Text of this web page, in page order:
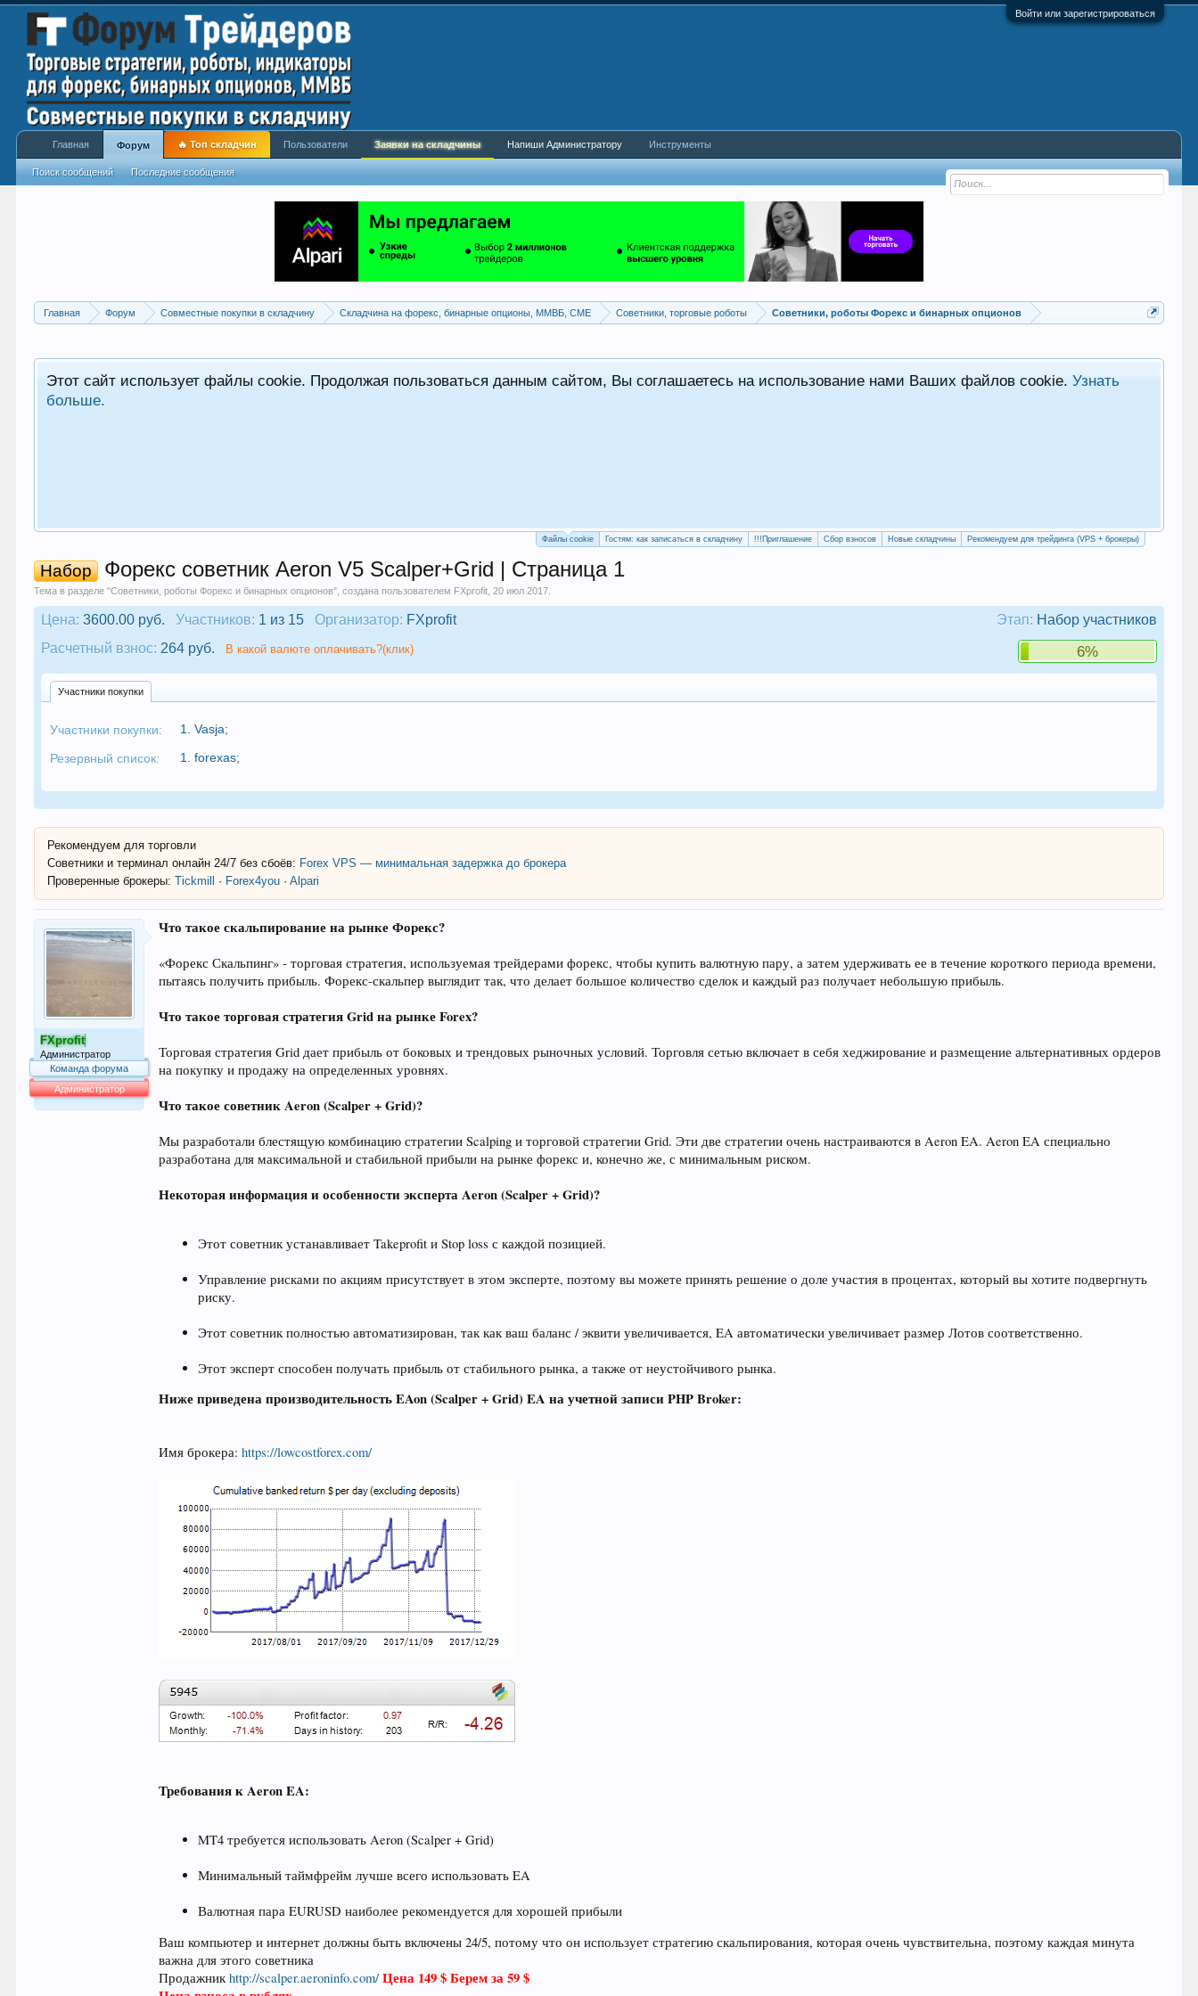
Войти или зарегистрироваться
Главная Форум Совместные покупки в складчину Складчина на форекс, бинарные опционы, ММВБ, CME Советники, торговые роботы Советники, роботы Форекс и бинарных опционов
Этот сайт использует файлы cookie. Продолжая пользоваться данным сайтом, Вы соглашаетесь на использование нами Ваших файлов cookie.Узнать
больше.
Файлы cookie Гостям: как записаться в складчину !!!Приглашение Сбор взносов Новые складчины Рекомендуем для трейдинга (VPS + брокеры)
Набор Форекс советник Aeron V5 Scalper+Grid | Страница 1
Тема в разделе "Советники, роботы Форекс и бинарных опционов", создана пользователем FXprofit ,20 июл 2017
Этап: Набор участников
Цена: 3600.00 руб. Участников: 1 из 15 Организатор: FXprofit
6%
Расчетный взнос: 264 руб. В какой валюте оплачивать?(клик)
Участники покупки
Участники покупки: 1.Vasja;
Резервный список: 1.forexas;
Рекомендуем для торговли
Советники и терминал онлайн 24/7 без сбоёв: Forex VPS — минимальная задержка до брокера
Проверенные брокеры: Tickmill · Forex4you ·Alpari
FXprofit
Администратор
Команда форума
Администратор
Что такое скальпирование на рынке Форекс?
«Форекс Скальпинг» - торговая стратегия, используемая трейдерами форекс, чтобы купить валютную пару, а затем удерживать ее в течение короткого периода времени,
пытаясь получить прибыль. Форекс-скальпер выглядит так, что делает большое количество сделок и каждый раз получает небольшую прибыль.
Что такое торговая стратегия Grid на рынке Forex?
Торговая стратегия Grid дает прибыль от боковых и трендовых рыночных условий. Торговля сетью включает в себя хеджирование и размещение альтернативных ордеров
на покупку и продажу на определенных уровнях.
Что такое советник Aeron (Scalper + Grid)?
Мы разработали блестящую комбинацию стратегии Scalping и торговой стратегии Grid. Эти две стратегии очень настраиваются в Aeron EA. Aeron EA специально
разработана для максимальной и стабильной прибыли на рынке форекс и, конечно же, с минимальным риском.
Некоторая информация и особенности эксперта Aeron (Scalper + Grid)?
Этот советник устанавливает Takeprofit и Stop loss с каждой позицией.
Управление рисками по акциям присутствует в этом эксперте, поэтому вы можете принять решение о доле участия в процентах, который вы хотите подвергнуть
риску.
Этот советник полностью автоматизирован, так как ваш баланс / эквити увеличивается, EA автоматически увеличивает размер Лотов соответственно.
Этот эксперт способен получать прибыль от стабильного рынка, а также от неустойчивого рынка.
Ниже приведена производительность EAon (Scalper + Grid) EA на учетной записи PHP Broker:
Имя брокера:https://lowcostforex.com/
Требования к Aeron EA:
MT4 требуется использовать Aeron (Scalper + Grid)
Минимальный таймфрейм лучше всего использовать EA
Валютная пара EURUSD наиболее рекомендуется для хорошей прибыли
Ваш компьютер и интернет должны быть включены 24/5, потому что он использует стратегию скальпирования, которая очень чувствительна, поэтому каждая минута
важна для этого советника
Продажникhttp://scalper.aeroninfo.com/ Цена 149 $ Берем за 59 $
Главная Форум
Поиск сообщений Последние сообщения
🔥 Топ складчин Пользователи Заявки на складчины Напиши Администратору Инструменты